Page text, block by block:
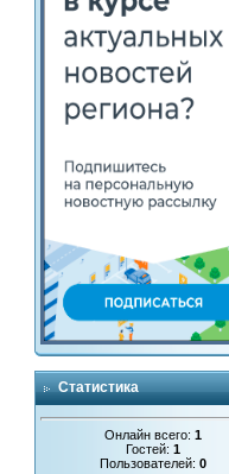
Статистика
Онлайн всего:1
Гостей:1
Пользователей:0